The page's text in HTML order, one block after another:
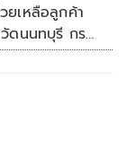
ยเหลือลูกค้า
วัดนนทบุรี กรณี
บี้ยเหลือ